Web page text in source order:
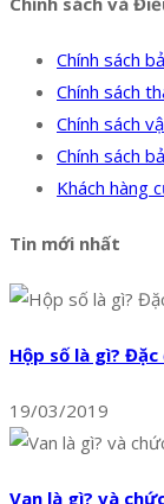
Chính sách
Chính sách
Chính sách
Chính sách
Khách hàng
Tin mới nhất
Hộp số là gì?
19/03/2019
Van là gì? và